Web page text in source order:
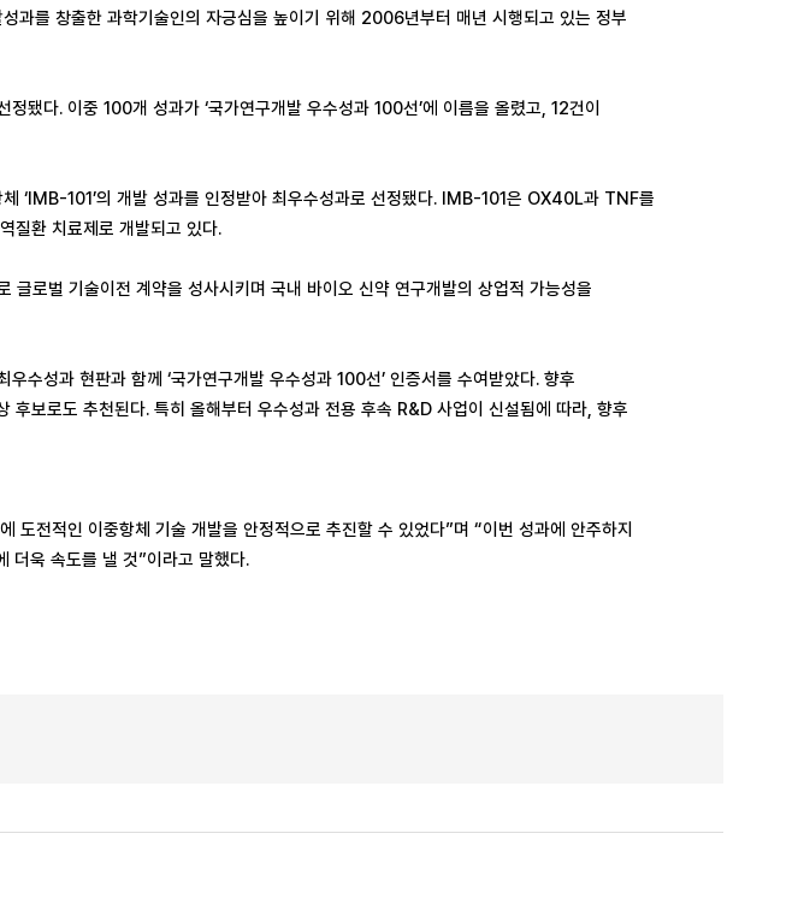
과를 창출한 과학기술인의 자긍심을 높이기 위해 2006년부터 매년 시행되고 있는 정부
다. 이중 100개 성과가 ‘국가연구개발 우수성과 100선’에 이름을 올렸고, 12건이
‘IMB-101’의 개발 성과를 인정받아 최우수성과로 선정됐다. IMB-101은 OX40L과 TNF를
질환 치료제로 개발되고 있다.
로벌 기술이전 계약을 성사시키며 국내 바이오 신약 연구개발의 상업적 가능성을
수성과 현판과 함께 ‘국가연구개발 우수성과 100선’ 인증서를 수여받았다. 향후
보로도 추천된다. 특히 올해부터 우수성과 전용 후속 R&D 사업이 신설됨에 따라, 향후
전적인 이중항체 기술 개발을 안정적으로 추진할 수 있었다”며 “이번 성과에 안주하지
더욱 속도를 낼 것”이라고 말했다.